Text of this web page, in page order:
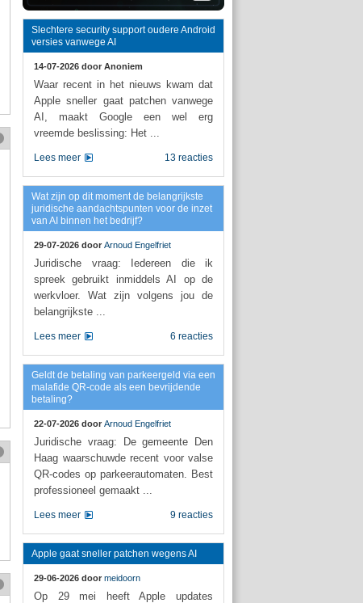
Slechtere security support oudere Android
versies vanwege AI
14-07-2026 door Anoniem
Waar recent in het nieuws kwam dat
Apple sneller gaat patchen vanwege
AI, maakt Google een wel erg
vreemde beslissing: Het ...
13 reacties
Lees meer
Wat zijn op dit moment de belangrijkste
juridische aandachtspunten voor de inzet
van AI binnen het bedrijf?
29-07-2026 door Arnoud Engelfriet
Juridische vraag: Iedereen die ik
spreek gebruikt inmiddels AI op de
werkvloer. Wat zijn volgens jou de
belangrijkste ...
6 reacties
Lees meer
Geldt de betaling van parkeergeld via een
malafide QR-code als een bevrijdende
betaling?
22-07-2026 door Arnoud Engelfriet
Juridische vraag: De gemeente Den
Haag waarschuwde recent voor valse
QR-codes op parkeerautomaten. Best
professioneel gemaakt ...
9 reacties
Lees meer
Apple gaat sneller patchen wegens AI
29-06-2026 door meidoorn
Op 29 mei heeft Apple updates